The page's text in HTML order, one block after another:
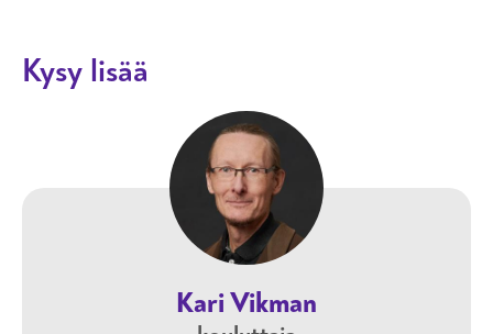
Kysy lisää
Kari Vikman